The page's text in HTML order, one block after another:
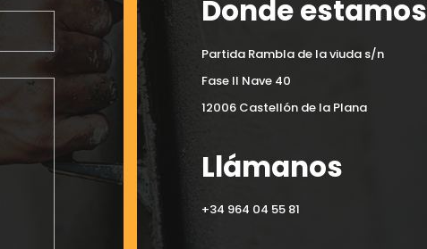
Donde estamos
Partida Rambla de la viuda s/n
Fase II Nave 40
12006 Castellón de la Plana
Llámanos
+34 964 04 55 81